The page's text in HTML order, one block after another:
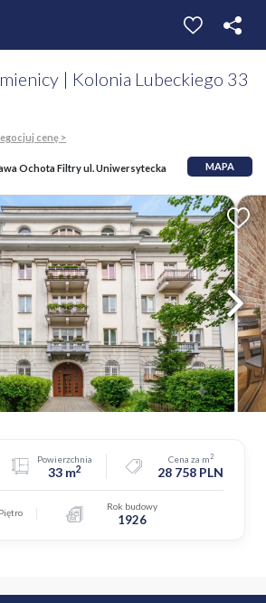
| Kolonia Lubeckiego 33
cenę >
Ochota Filtry ul. Uniwersytecka MAPA
Powierzchnia
33 m2
Cena za m2
28 758 PLN
Piętro
Rok budowy
1926